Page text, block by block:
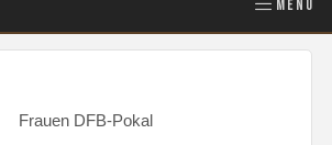
MENÜ
Frauen DFB-Pokal